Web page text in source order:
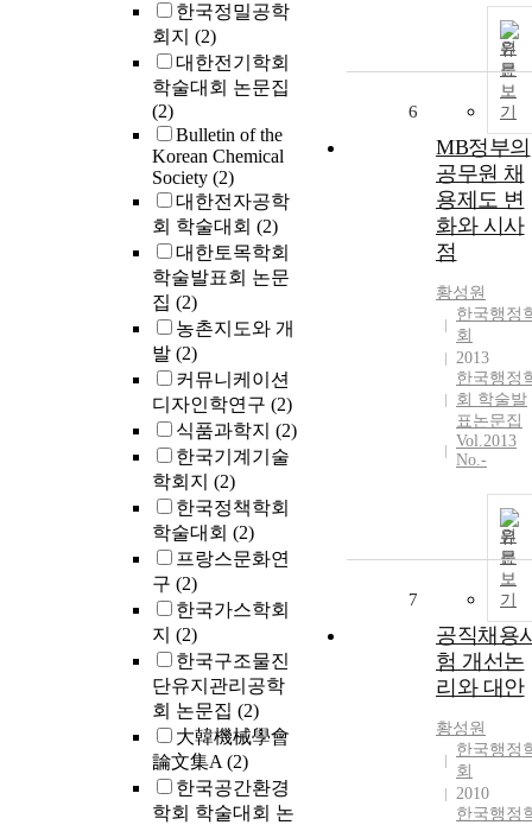
한국정밀공학
회지 (2)
대한전기학회
학술대회 논문집
(2)
Bulletin of the
Korean Chemical
Society (2)
대한전자공학
회 학술대회 (2)
대한토목학회
학술발표회 논문
집 (2)
농촌지도와 개
발 (2)
커뮤니케이션
디자인학연구 (2)
식품과학지 (2)
한국기계기술
학회지 (2)
한국정책학회
학술대회 (2)
프랑스문화연
구 (2)
한국가스학회
지 (2)
한국구조물진
단유지관리공학
회 논문집 (2)
大韓機械學會
論文集A(2)
한국공간환경
학회 학술대회 논
원
문
보
기
6
MB정부의
공무원 채
용제도 변
화와 시사
점
황성원
한국행정
회
2013
한국행정
회 학술발
표논문집
Vol.2013
No.-
원
문
보
기
7
공직채용
험 개선논
리와 대안
황성원
한국행정
회
2010
한국행정